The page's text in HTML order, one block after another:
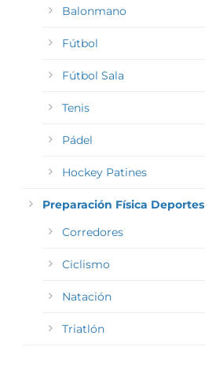
Balonmano
Fútbol
Fútbol Sala
Tenis
Pádel
Hockey Patines
Preparación Física
Corredores
Ciclismo
Natación
Triatlón